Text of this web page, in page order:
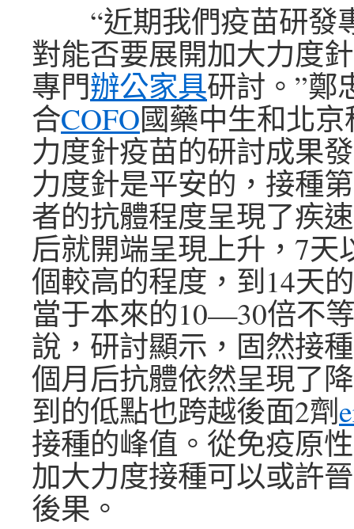
“近期我們疫苗研發
對能否要展開加大力度
專門辦公家具研討。”鄭
合COFO國藥中生和北
力度針疫苗的研討成果
力度針是平安的，接種
者的抗體程度呈現了疾
后就開端呈現上升，7天
個較高的程度，到14天
當于本來的10—30倍不
說，研討顯示，固然接
個月后抗體依然呈現了
到的低點也跨越後面2劑
接種的峰值。從免疫原
加大力度接種可以或許
後果。